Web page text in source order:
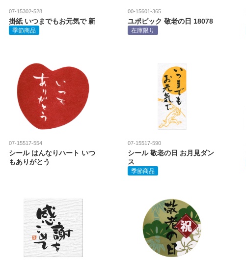
07-15302-528
掛紙 いつまでもお元気で 新
季節商品
00-15601-365
ユポピック 敬老の日 18078
在庫限り
07-15517-554
シール はんなりハート いつ
もありがとう
07-15517-590
シール 敬老の日 お月見ダン
ス
季節商品